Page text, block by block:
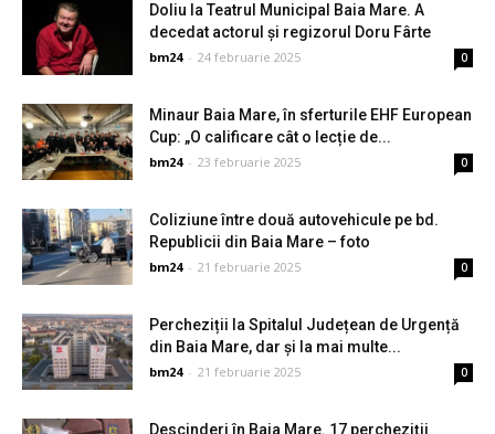
Doliu la Teatrul Municipal Baia Mare. A
decedat actorul și regizorul Doru Fârte
bm24 - 24 februarie 2025 0
Minaur Baia Mare, în sferturile EHF European
Cup: „O calificare cât o lecție de...
bm24 - 23 februarie 2025 0
Coliziune între două autovehicule pe bd.
Republicii din Baia Mare – foto
bm24 - 21 februarie 2025 0
Percheziții la Spitalul Județean de Urgență
din Baia Mare, dar și la mai multe...
bm24 - 21 februarie 2025 0
Descinderi în Baia Mare. 17 percheziții